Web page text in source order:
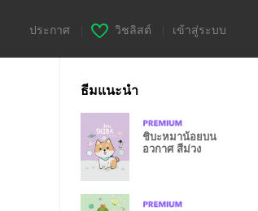
ประกาศ วิชลิสต์ เข้าสู่ระบบ
ธีมแนะนำ
ชิบะหมาน้อยบน
อวกาศ สีม่วง